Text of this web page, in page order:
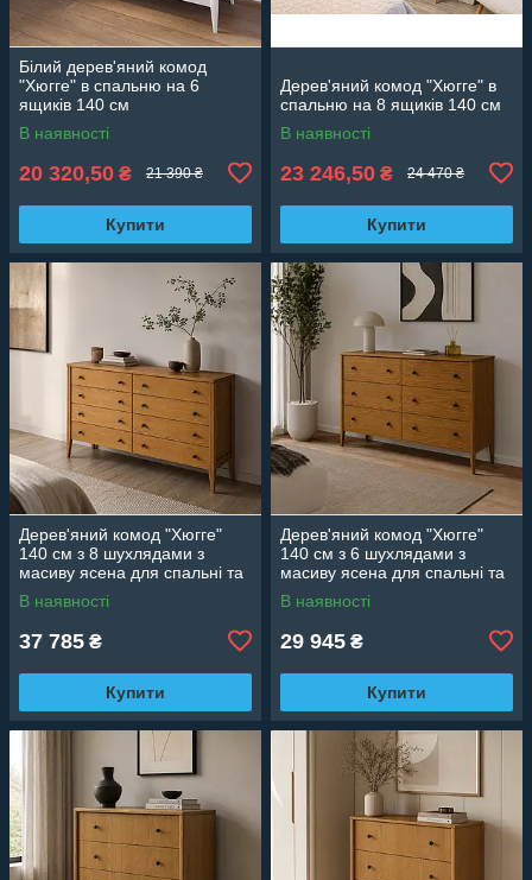
Білий дерев'яний комод
"Хюгге" в спальню на 6
ящиків 140 см
В наявності
20 320,50 ₴ 21 390 ₴
Купити
Дерев'яний комод "Хюгге" в
спальню на 8 ящиків 140 см
В наявності
23 246,50 ₴ 24 470 ₴
Купити
Дерев'яний комод "Хюгге"
140 см з 8 шухлядами з
масиву ясена для спальні та
вітальні
В наявності
37 785 ₴
Купити
Дерев'яний комод "Хюгге"
140 см з 6 шухлядами з
масиву ясена для спальні та
вітальні
В наявності
29 945 ₴
Купити